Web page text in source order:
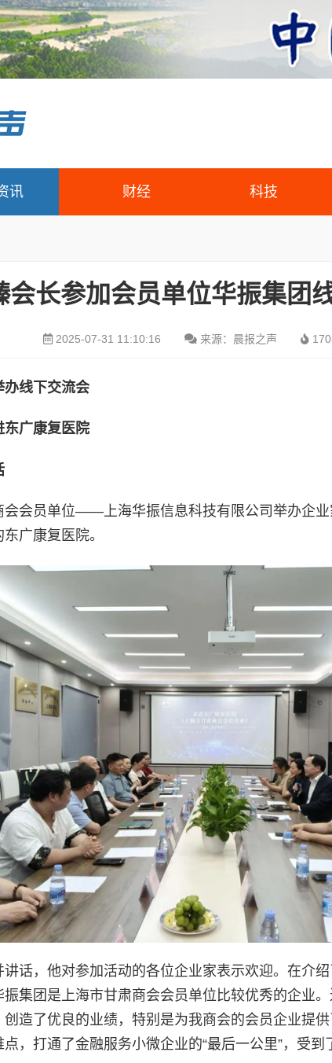
讯 财经 科技
会长参加会员单位华振集团
2025-07-31 11:10:16 来源：晨报之声
办线下交流会
东广康复医院
会会员单位——上海华振信息科技有限公司举办企
广康复医院。
话，他对参加活动的各位企业家表示欢迎。在介
集团是上海市甘肃商会会员单位比较优秀的企业
造了优良的业绩，特别是为我商会的会员企业提
，打通了金融服务小微企业的“最后一公里”，受到